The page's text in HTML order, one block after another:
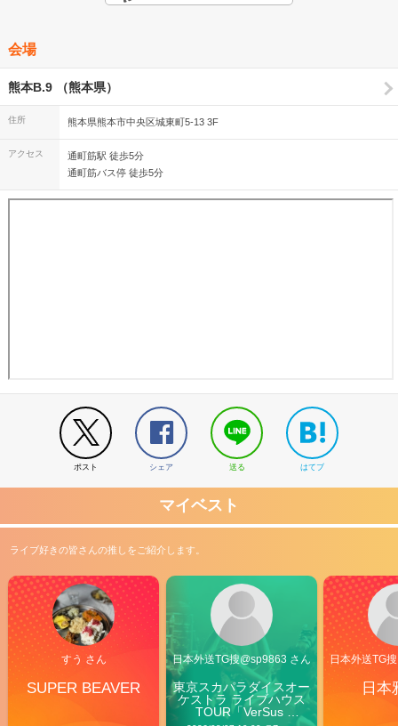
会場
熊本B.9 （熊本県）
住所 熊本県熊本市中央区城東町5-13 3F
アクセス
通町筋駅 徒歩5分
通町筋バス停 徒歩5分
ポスト シェア 送る はてブ
マイベスト
ライブ好きの皆さんの推しをご紹介します。
すう さん
SUPER BEAVER
日本外送TG搜@sp9863 さん
東京スカパラダイスオー
ケストラ ライブハウス
TOUR「VerSus
日本外送TG
日本